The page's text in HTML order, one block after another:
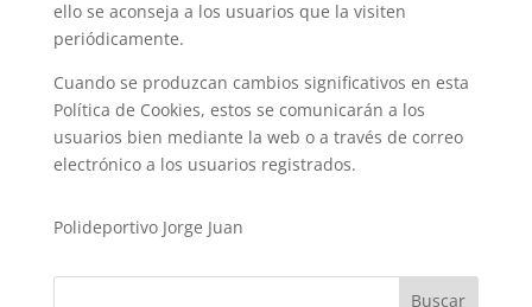
ello se aconseja a los usuarios que la visiten
periódicamente.
Cuando se produzcan cambios significativos en esta
Política de Cookies, estos se comunicarán a los
usuarios bien mediante la web o a través de correo
electrónico a los usuarios registrados.
Polideportivo Jorge Juan
Buscar